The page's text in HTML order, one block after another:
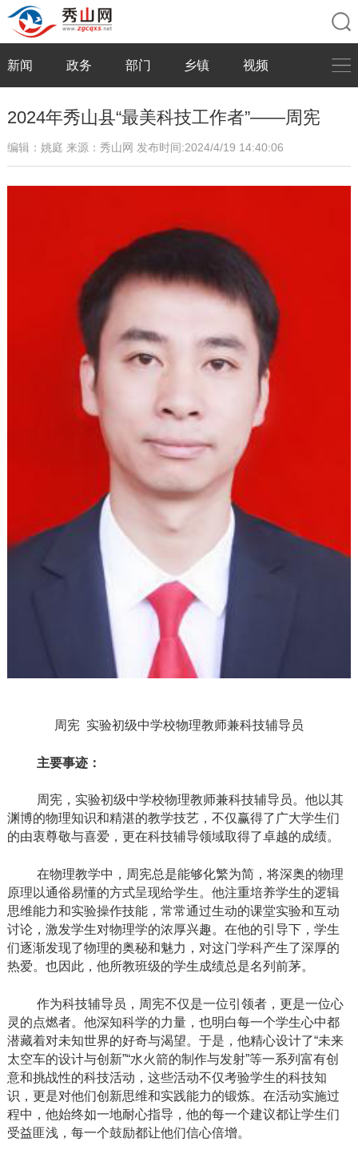
新闻 政务 部门 乡镇 视频
2024年秀山县“最美科技工作者”——周宪
编辑：姚庭 来源：秀山网 发布时间:2024/4/19 14:40:06
周宪 实验初级中学校物理教师兼科技辅导员
主要事迹：
周宪，实验初级中学校物理教师兼科技辅导员。他以其
渊博的物理知识和精湛的教学技艺，不仅赢得了广大学生们
的由衷尊敬与喜爱，更在科技辅导领域取得了卓越的成绩。
在物理教学中，周宪总是能够化繁为简，将深奥的物理
原理以通俗易懂的方式呈现给学生。他注重培养学生的逻辑
思维能力和实验操作技能，常常通过生动的课堂实验和互动
讨论，激发学生对物理学的浓厚兴趣。在他的引导下，学生
们逐渐发现了物理的奥秘和魅力，对这门学科产生了深厚的
热爱。也因此，他所教班级的学生成绩总是名列前茅。
作为科技辅导员，周宪不仅是一位引领者，更是一位心
灵的点燃者。他深知科学的力量，也明白每一个学生心中都
潜藏着对未知世界的好奇与渴望。于是，他精心设计了“未来
太空车的设计与创新”“水火箭的制作与发射”等一系列富有创
意和挑战性的科技活动，这些活动不仅考验学生的科技知
识，更是对他们创新思维和实践能力的锻炼。在活动实施过
程中，他始终如一地耐心指导，他的每一个建议都让学生们
受益匪浅，每一个鼓励都让他们信心倍增。